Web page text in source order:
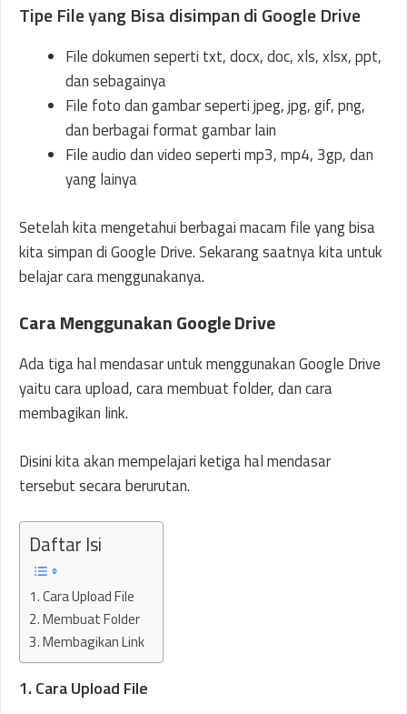
Tipe File yang Bisa disimpan di Google Drive
File dokumen seperti txt, docx, doc, xls, xlsx, ppt,
dan sebagainya
File foto dan gambar seperti jpeg, jpg, gif, png,
dan berbagai format gambar lain
File audio dan video seperti mp3, mp4, 3gp, dan
yang lainya
Setelah kita mengetahui berbagai macam file yang bisa
kita simpan di Google Drive. Sekarang saatnya kita untuk
belajar cara menggunakanya.
Cara Menggunakan Google Drive
Ada tiga hal mendasar untuk menggunakan Google Drive
yaitu cara upload, cara membuat folder, dan cara
membagikan link.
Disini kita akan mempelajari ketiga hal mendasar
tersebut secara berurutan.
Daftar Isi
1. Cara Upload File
2. Membuat Folder
3. Membagikan Link
1. Cara Upload File